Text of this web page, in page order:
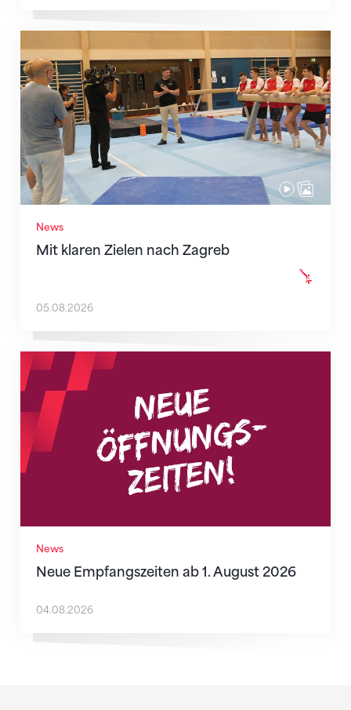
News
Mit klaren Zielen nach Zagreb
Mit klaren Zielen nach Zagreb
05.08.2026
News
Neue Empfangszeiten ab 1. August 2026
Neue Empfangszeiten ab 1. August 2026
04.08.2026